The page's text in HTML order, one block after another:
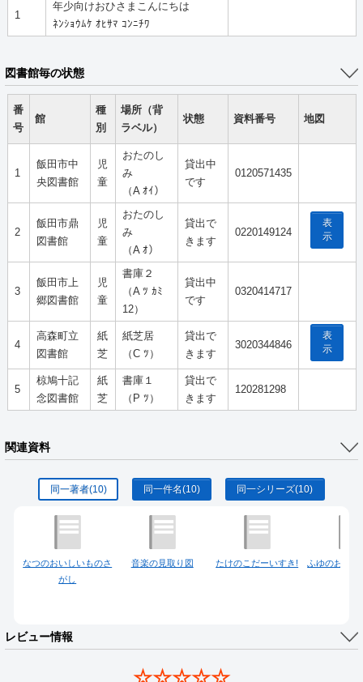
1
年少向けおひさまこんにちは
ﾈﾝｼｮｳﾑｹ ｵﾋｻﾏ ｺﾝﾆﾁﾜ
図書館毎の状態
番
号
館
種
別
場所（背
ラベル）
状態 資料番号 地図
1
飯田市中
央図書館
児
童
おたのし
み
（A ｵｲ）
貸出中
です
0120571435
2
飯田市鼎
図書館
児
童
おたのし
み
（A ｵ）
貸出で
きます
0220149124
表
示
3
飯田市上
郷図書館
児
童
書庫２
（A ﾂ ｶﾐ
12）
貸出中
です
0320414717
4
高森町立
図書館
紙
芝
紙芝居
（C ﾂ）
貸出で
きます
3020344846
表
示
5
椋鳩十記
念図書館
紙
芝
書庫１
（P ﾂ）
貸出で
きます
120281298
関連資料
同一著者(10) 同一件名(10) 同一シリーズ(10)
なつのおいしいものさ
がし
音楽の見取り図 たけのこだーいすき!
ふゆのおいし
レビュー情報
☆☆☆☆☆